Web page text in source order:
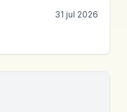
31 jul 2026